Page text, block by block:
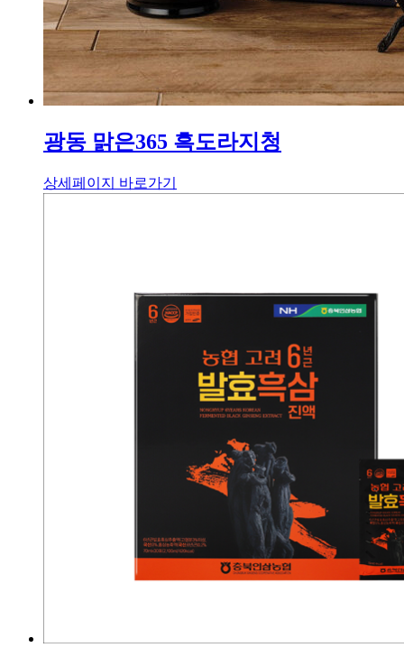
광동 맑은365 흑도라지청
상세페이지 바로가기